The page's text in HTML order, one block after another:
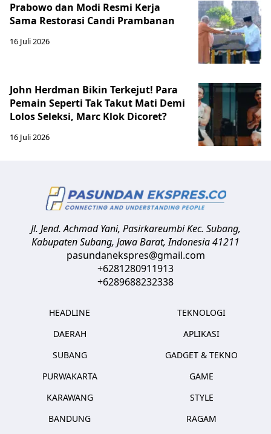
Prabowo dan Modi Resmi Kerja
Sama Restorasi Candi Prambanan
16 Juli 2026
John Herdman Bikin Terkejut! Para
Pemain Seperti Tak Takut Mati Demi
Lolos Seleksi, Marc Klok Dicoret?
16 Juli 2026
Jl. Jend. Achmad Yani, Pasirkareumbi Kec. Subang,
Kabupaten Subang, Jawa Barat,Indonesia41211
pasundanekspres@gmail.com
+6281280911913
+6289688232338
HEADLINE
DAERAH
SUBANG
PURWAKARTA
KARAWANG
BANDUNG
TEKNOLOGI
APLIKASI
GADGET & TEKNO
GAME
STYLE
RAGAM